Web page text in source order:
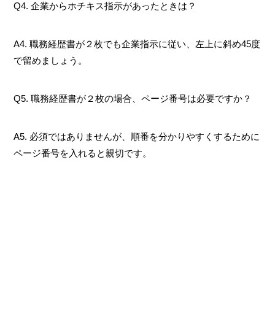
Q4. 企業からホチキス指示があったときは？
A4. 職務経歴書が２枚でも企業指示に従い、左上に斜め45度
で留めましょう。
Q5. 職務経歴書が２枚の場合、ページ番号は必要ですか？
A5. 必須ではありませんが、順番を分かりやすくするために
ページ番号を入れると親切です。